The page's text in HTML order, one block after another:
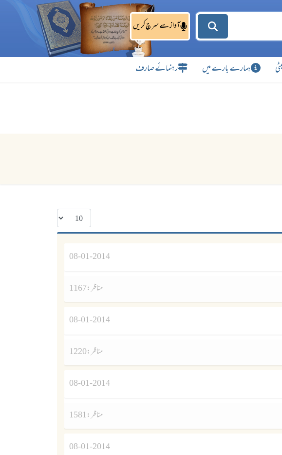
آواز سے سرچ کریں
ہمارے بارے میں رہنمائے صارف
08-01-2014
مناظر :1167
08-01-2014
مناظر :1220
08-01-2014
مناظر :1581
08-01-2014